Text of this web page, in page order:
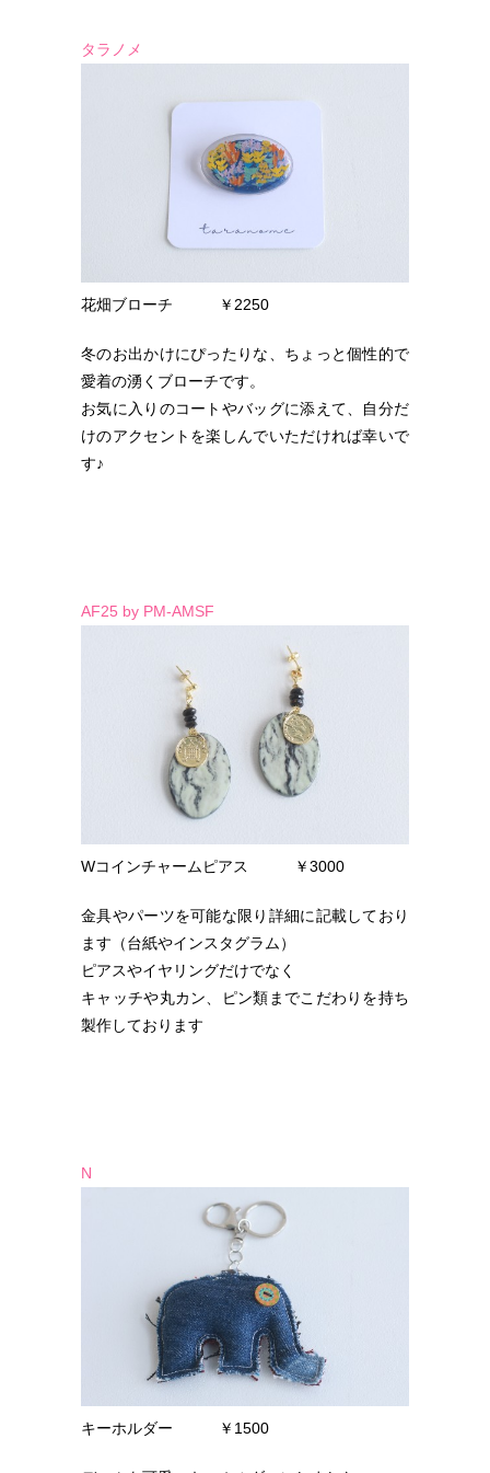
タラノメ
花畑ブローチ ￥2250
冬のお出かけにぴったりな、ちょっと個性的で
愛着の湧くブローチです。
お気に入りのコートやバッグに添えて、自分だ
けのアクセントを楽しんでいただければ幸いで
す♪
AF25 by PM-AMSF
Wコインチャームピアス ￥3000
金具やパーツを可能な限り詳細に記載しており
ます（台紙やインスタグラム）
ピアスやイヤリングだけでなく
キャッチや丸カン、ピン類までこだわりを持ち
製作しております
N
キーホルダー ￥1500